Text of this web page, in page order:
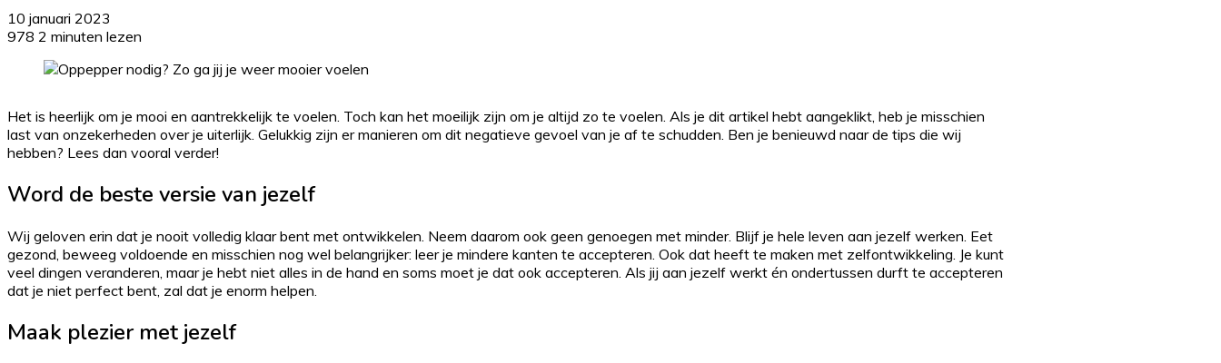
10 januari 2023
978 2 minuten lezen
Het is heerlijk om je mooi en aantrekkelijk te voelen. Toch kan het moeilijk zijn om je altijd zo te voelen. Als je dit artikel hebt aangeklikt, heb je misschien
last van onzekerheden over je uiterlijk. Gelukkig zijn er manieren om dit negatieve gevoel van je af te schudden. Ben je benieuwd naar de tips die wij
hebben? Lees dan vooral verder!
Word de beste versie van jezelf
Wij geloven erin dat je nooit volledig klaar bent met ontwikkelen. Neem daarom ook geen genoegen met minder. Blijf je hele leven aan jezelf werken. Eet
gezond, beweeg voldoende en misschien nog wel belangrijker: leer je mindere kanten te accepteren. Ook dat heeft te maken met zelfontwikkeling. Je kunt
veel dingen veranderen, maar je hebt niet alles in de hand en soms moet je dat ook accepteren. Als jij aan jezelf werkt én ondertussen durft te accepteren
dat je niet perfect bent, zal dat je enorm helpen.
Maak plezier met jezelf